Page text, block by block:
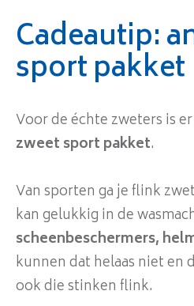
Cadeautip:
sport pakket
Voor de échte zweters is
zweet sport pakket.
Van sporten ga je flink
kan gelukkig in de
scheenbeschermers,
kunnen dat helaas niet en
ook die stinken flink.